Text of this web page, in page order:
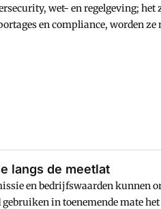
wet- en regelgeving; het
en compliance, worden
langs de meetlat
en bedrijfswaarden kunnen
in toenemende mate